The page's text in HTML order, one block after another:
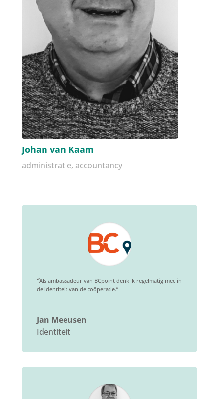
Johan van Kaam
administratie, accountancy
“Als ambassadeur van BCpoint denk ik regelmatig mee in
de identiteit van de coöperatie.”
Jan Meeusen
Identiteit